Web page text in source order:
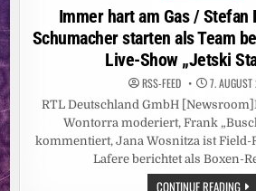
in
Immer hart am Gas / Stefan
Schumacher starten als Team
Live-Show „Jetski
RSS-FEED 7.
RTL Deutschland GmbH
Wontorra moderiert, Frank
kommentiert, Jana Wosnitza ist
Lafere berichtet als Boxen-
CONTINUE READING